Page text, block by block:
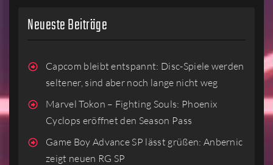
Neueste Beiträge
Capcom bleibt entspannt: Disc-Spiele werden
seltener, sind aber noch lange nicht weg
Marvel Tokon – Fighting Souls: Phoenix
Cyclops eröffnet den Season Pass
Game Boy Advance SP lässt grüßen: Anbernic
zeigt neuen RG SP